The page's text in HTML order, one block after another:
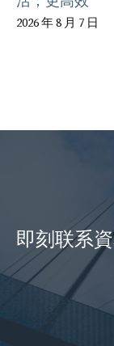
2026 年 8 月 7 日
即刻联系